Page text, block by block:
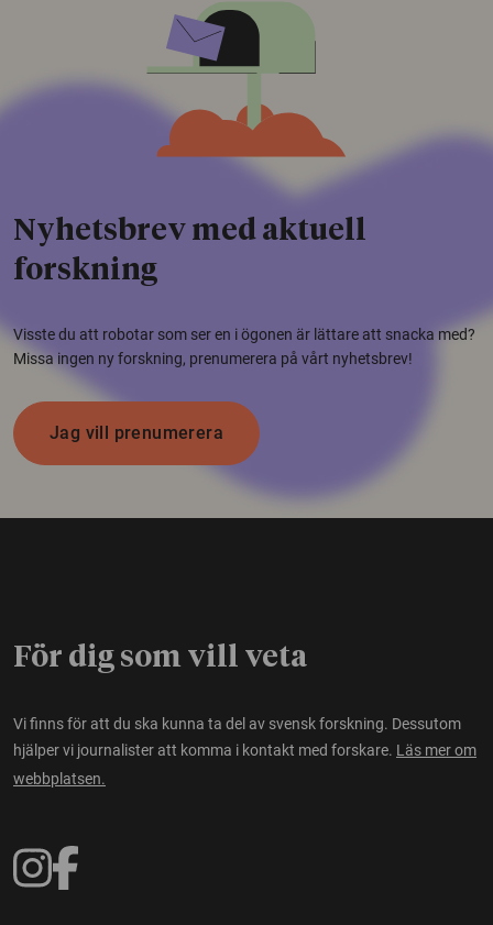
Nyhetsbrev med aktuell
forskning
Visste du att robotar som ser en i ögonen är lättare att snacka med?
Missa ingen ny forskning, prenumerera på vårt nyhetsbrev!
Jag vill prenumerera
För dig som vill veta
Vi finns för att du ska kunna ta del av svensk forskning. Dessutom
hjälper vi journalister att komma i kontakt med forskare. Läs mer om
webbplatsen.